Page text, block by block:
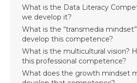
What is the Data Literacy
we develop it?
What is the “transmedia
develop this competence?
What is the multicultural vision?
this professional competence?
What does the growth mindset